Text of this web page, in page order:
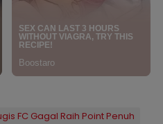
FC Gagal Raih Point Penuh